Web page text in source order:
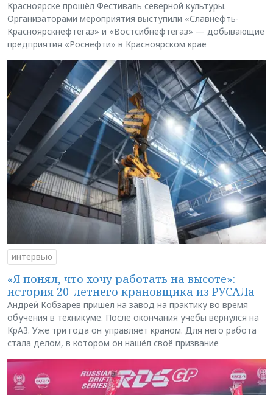
Красноярске прошёл Фестиваль северной культуры.
Организаторами мероприятия выступили «Славнефть-
Красноярскнефтегаз» и «Востсибнефтегаз» — добывающие
предприятия «Роснефти» в Красноярском крае
интервью
«Я понял, что хочу работать на высоте»:
история 20-летнего крановщика из РУСАЛа
Андрей Кобзарев пришёл на завод на практику во время
обучения в техникуме. После окончания учёбы вернулся на
КрАЗ. Уже три года он управляет краном. Для него работа
стала делом, в котором он нашёл своё призвание